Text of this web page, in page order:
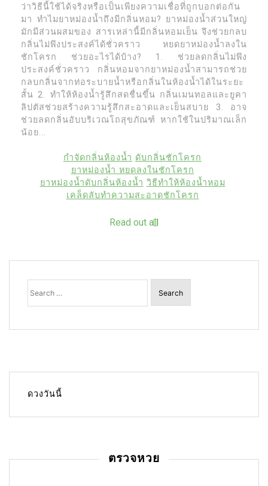
ว่าวิธีนี้ใช้ได้จริงหรือเป็นเพียงความเชื่อที่ถูกบอกต่อกัน
มา ทำไมยาหม่องน้ำถึงมีกลิ่นหอม? ยาหม่องน้ำส่วนใหญ่
มักมีส่วนผสมของ สารเหล่านี้มีกลิ่นหอมเย็น จึงช่วยกลบ
กลิ่นไม่พึงประสงค์ได้ชั่วคราว หยดยาหม่องน้ำลงใน
ชักโครก ช่วยอะไรได้บ้าง? 1. ช่วยลดกลิ่นไม่พึง
ประสงค์ชั่วคราว กลิ่นหอมจากยาหม่องน้ำสามารถช่วย
กลบกลิ่นจากท่อระบายน้ำหรือกลิ่นในห้องน้ำได้ในระยะ
สั้น 2. ทำให้ห้องน้ำรู้สึกสดชื่นขึ้น กลิ่นเมนทอลและยูคา
ลิปตัสช่วยสร้างความรู้สึกสะอาดและเย็นสบาย 3. อาจ
ช่วยลดกลิ่นอับบริเวณโถสุขภัณฑ์ หากใช้ในปริมาณเล็ก
น้อย...
กำจัดกลิ่นห้องน้ำ ดับกลิ่นชักโครก
ยาหม่องน้ำ หยดลงในชักโครก
ยาหม่องน้ำดับกลิ่นห้องน้ำ วิธีทำให้ห้องน้ำหอม
เคล็ดลับทำความสะอาดชักโครก
Read out all
Search
for:
ดวงวันนี้
ตรวจหวย